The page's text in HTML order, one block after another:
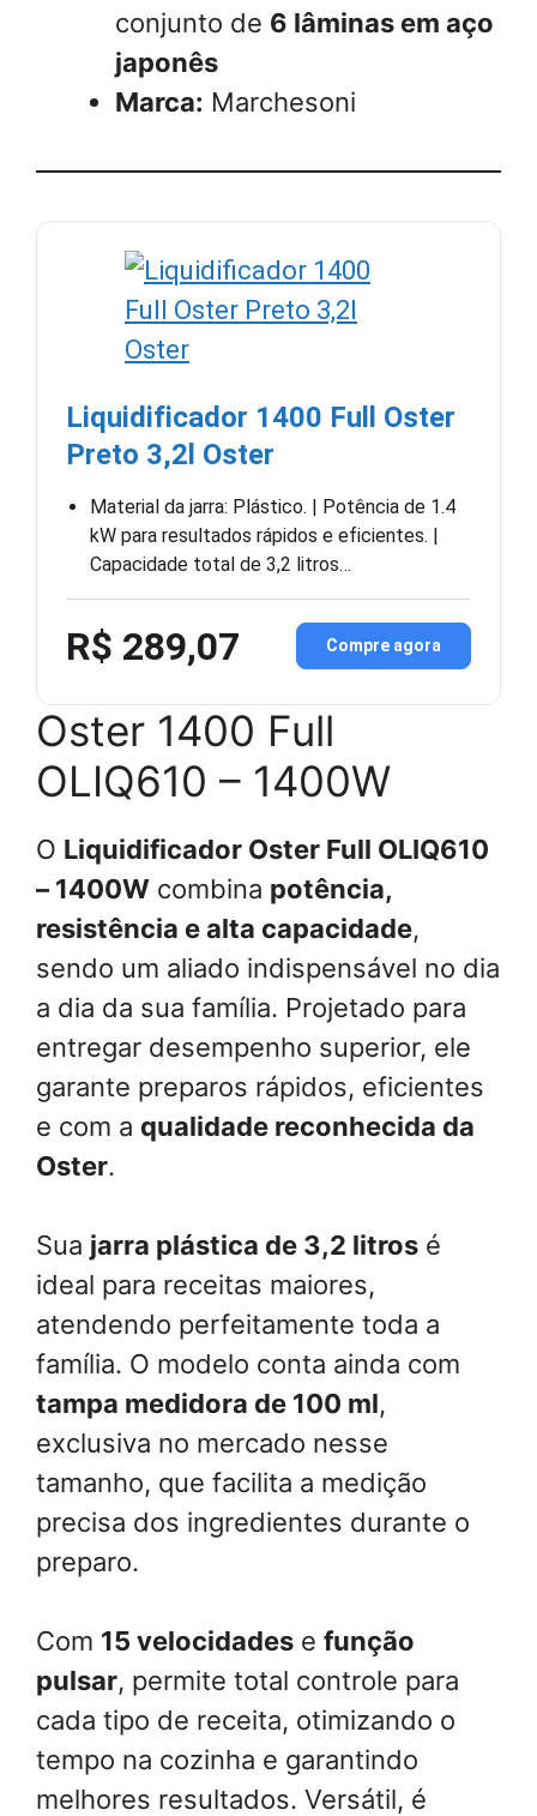
conjunto de 6 lâminas em aço
japonês
Marca: Marchesoni
Liquidificador 1400 Full Oster
Preto 3,2l Oster
Material da jarra: Plástico. | Potência de 1.4
kW para resultados rápidos e eficientes. |
Capacidade total de 3,2 litros…
R$ 289,07 Compre agora
Oster 1400 Full
OLIQ610 – 1400W
O Liquidificador Oster Full OLIQ610
– 1400W combina potência,
resistência e alta capacidade,
sendo um aliado indispensável no dia
a dia da sua família. Projetado para
entregar desempenho superior, ele
garante preparos rápidos, eficientes
e com a qualidade reconhecida da
Oster.
Sua jarra plástica de 3,2 litros é
ideal para receitas maiores,
atendendo perfeitamente toda a
família. O modelo conta ainda com
tampa medidora de 100 ml,
exclusiva no mercado nesse
tamanho, que facilita a medição
precisa dos ingredientes durante o
preparo.
Com 15 velocidades e função
pulsar, permite total controle para
cada tipo de receita, otimizando o
tempo na cozinha e garantindo
melhores resultados. Versátil, é